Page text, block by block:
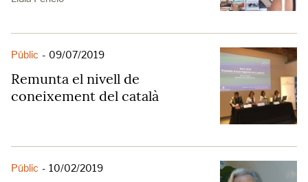
Públic - 09/07/2019
Remunta el nivell de
coneixement del català
Públic - 10/02/2019